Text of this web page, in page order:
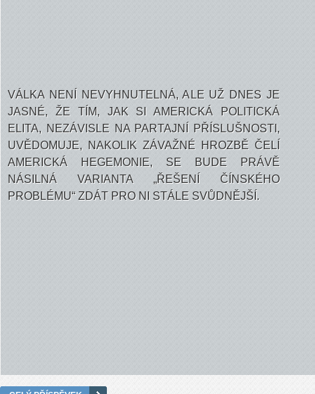
VÁLKA NENÍ NEVYHNUTELNÁ, ALE UŽ DNES JE
JASNÉ, ŽE TÍM, JAK SI AMERICKÁ POLITICKÁ
ELITA, NEZÁVISLE NA PARTAJNÍ PŘÍSLUŠNOSTI,
UVĚDOMUJE, NAKOLIK ZÁVAŽNÉ HROZBĚ ČELÍ
AMERICKÁ HEGEMONIE, SE BUDE PRÁVĚ
NÁSILNÁ VARIANTA „ŘEŠENÍ ČÍNSKÉHO
PROBLÉMU“ ZDÁT PRO NI STÁLE SVŮDNĚJŠÍ.